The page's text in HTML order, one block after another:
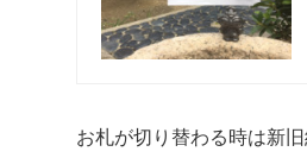
お札が切り替わる時は新